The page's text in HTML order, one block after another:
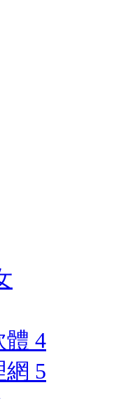
體 4
5